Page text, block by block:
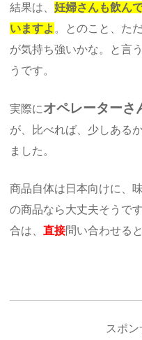
結果は、妊婦さんも飲ん
いますよ 。とのこと、た
が気持ち強いかな。と言
うです。
実際にオペレーターさ
が、比べれば、少しある
ました。
商品自体は日本向けに、
の商品なら大丈夫そうで
合は、直接問い合わせる
スポン